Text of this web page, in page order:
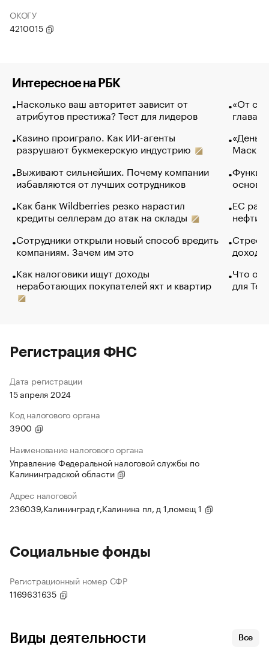
ОКОГУ
4210015
Интересное на РБК
Насколько ваш авторитет зависит от
атрибутов престижа? Тест для лидеров
Казино проиграло. Как ИИ-агенты
разрушают букмекерскую индустрию
Выживают сильнейших. Почему компании
избавляются от лучших сотрудников
Как банк Wildberries резко нарастил
кредиты селлерам до атак на склады
Сотрудники открыли новый способ вредить
компаниям. Зачем им это
Как налоговики ищут доходы
неработающих покупателей яхт и квартир
«От
глава
Маск в
основ
ЕС
нефти
Что
для
Регистрация ФНС
Дата регистрации
15 апреля 2024
Код налогового органа
3900
Наименование налогового органа
Управление Федеральной налоговой службы по
Калининградской области
Адрес налоговой
236039,Калининград г,Калинина пл, д 1,помещ 1
Социальные фонды
Регистрационный номер СФР
1169631635
Виды деятельности Все